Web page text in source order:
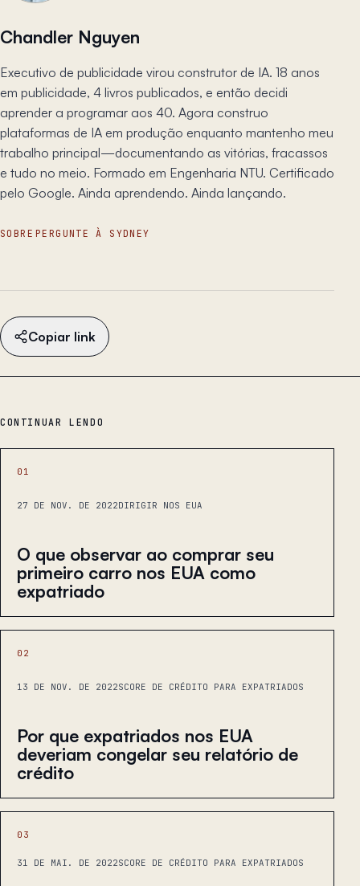
Chandler Nguyen
Executivo de publicidade virou construtor de IA. 18 anos
em publicidade, 4 livros publicados, e então decidi
aprender a programar aos 40. Agora construo
plataformas de IA em produção enquanto mantenho meu
trabalho principal—documentando as vitórias, fracassos
e tudo no meio. Formado em Engenharia NTU. Certificado
pelo Google. Ainda aprendendo. Ainda lançando.
SOBRE PERGUNTE À SYDNEY
Copiar link
CONTINUAR LENDO
01
27 DE NOV. DE 2022DIRIGIR NOS EUA
O que observar ao comprar seu
primeiro carro nos EUA como
expatriado
02
13 DE NOV. DE 2022SCORE DE CRÉDITO PARA EXPATRIADOS
Por que expatriados nos EUA
deveriam congelar seu relatório de
crédito
03
31 DE MAI. DE 2022SCORE DE CRÉDITO PARA EXPATRIADOS